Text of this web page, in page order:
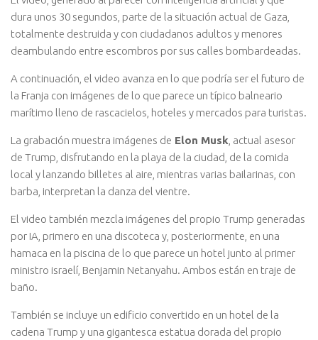
dura unos 30 segundos, parte de la situación actual de Gaza,
totalmente destruida y con ciudadanos adultos y menores
deambulando entre escombros por sus calles bombardeadas.
A continuación, el video avanza en lo que podría ser el futuro de
la Franja con imágenes de lo que parece un típico balneario
marítimo lleno de rascacielos, hoteles y mercados para turistas.
La grabación muestra imágenes de Elon Musk , actual asesor
de Trump, disfrutando en la playa de la ciudad, de la comida
local y lanzando billetes al aire, mientras varias bailarinas, con
barba, interpretan la danza del vientre.
El video también mezcla imágenes del propio Trump generadas
por IA, primero en una discoteca y, posteriormente, en una
hamaca en la piscina de lo que parece un hotel junto al primer
ministro israelí, Benjamin Netanyahu. Ambos están en traje de
baño.
También se incluye un edificio convertido en un hotel de la
cadena Trump y una gigantesca estatua dorada del propio